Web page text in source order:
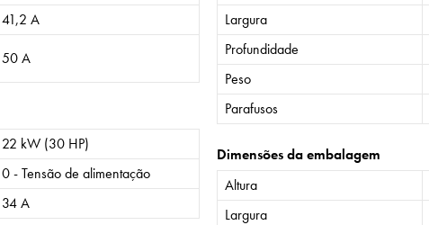
41,2 A
50 A
22 kW (30 HP)
0 - Tensão de alimentação
34 A
Largura
Profundidade
Peso
Parafusos
Dimensões da embalagem
Altura
Largura